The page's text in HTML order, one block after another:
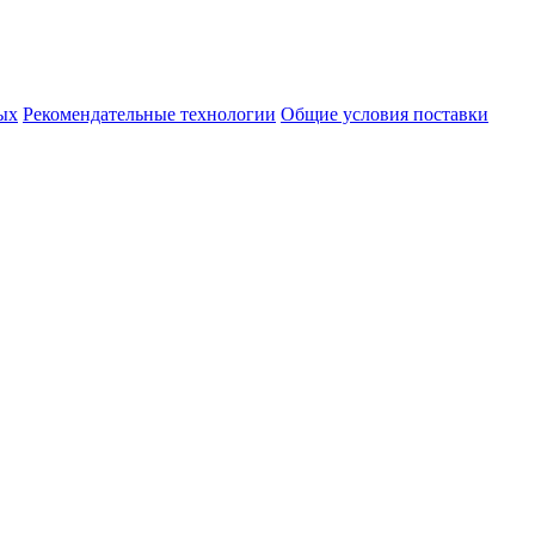
Рекомендательные технологии Общие условия поставки